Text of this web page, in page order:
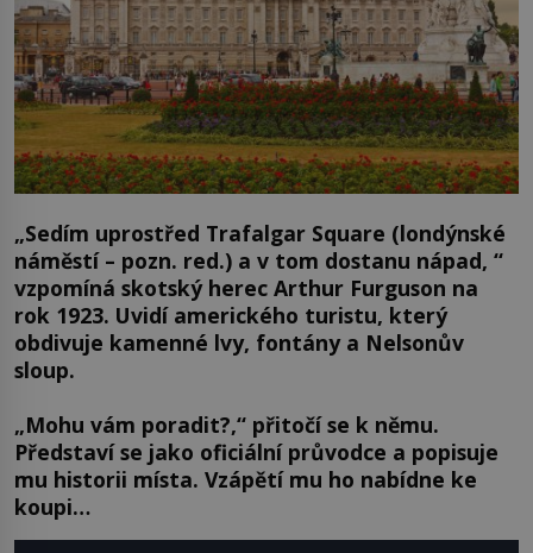
„Sedím uprostřed Trafalgar Square (londýnské
náměstí – pozn. red.) a v tom dostanu nápad, “
vzpomíná skotský herec Arthur Furguson na
rok 1923. Uvidí amerického turistu, který
obdivuje kamenné lvy, fontány a Nelsonův
sloup.
„Mohu vám poradit?,“ přitočí se k němu.
Představí se jako oficiální průvodce a popisuje
mu historii místa. Vzápětí mu ho nabídne ke
koupi…